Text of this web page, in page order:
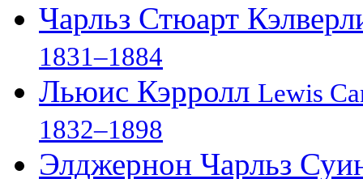
Чарльз Стюарт
1831–1884
Льюис Кэрролл Lewis
1832–1898
Элджернон Чарльз